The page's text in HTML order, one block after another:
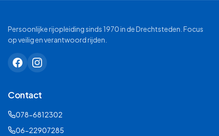
Persoonlijke rijopleiding sinds 1970 in de Drechtsteden. Focus
op veilig en verantwoord rijden.
Contact
078-6812302
06-22907285